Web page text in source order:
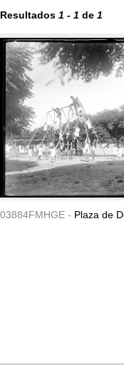
Resultados 1 - 1 de 1
03884FMHGE - Plaza de